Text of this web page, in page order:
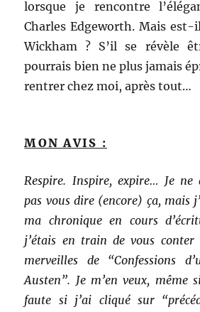
lorsque je rencontre
Charles Edgeworth. Mais
Wickham ? S’il se révèle
pourrais bien ne plus jamais
rentrer chez moi, après tout…
MON AVIS :
Respire. Inspire, expire… Je ne
pas vous dire (encore) ça, mais
ma chronique en cours
j’étais en train de vous
merveilles de “Confessions
Austen”. Je m’en veux, même
faute si j’ai cliqué sur